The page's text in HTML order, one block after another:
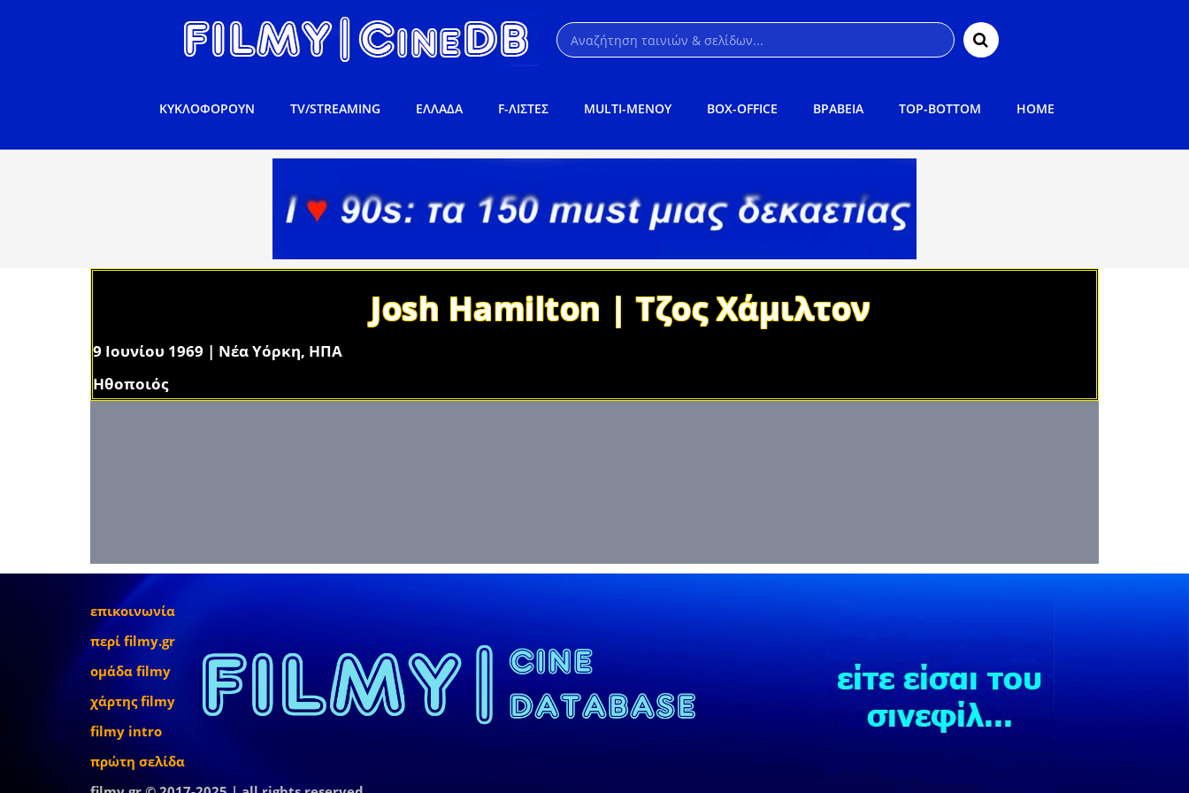
ΚΥΚΛΟΦΟΡΟΥΝ TV/STREAMING ΕΛΛΑΔΑ F-ΛΙΣΤΕΣ MULTI-ΜΕΝΟΥ BOX-OFFICE ΒΡΑΒΕΙΑ TOP-BOTTOM HOME
Josh Hamilton | Τζος Χάμιλτον
9 Ιουνίου 1969 | Νέα Υόρκη, ΗΠΑ
Ηθοποιός
επικοινωνία
περί filmy.gr
ομάδα filmy
χάρτης filmy
filmy intro
πρώτη σελίδα